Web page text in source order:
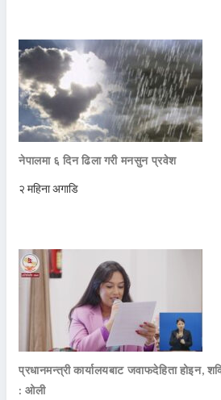
नेपालमा ६ दिन ढिला गरी मनसुन प्रवेश
२ महिना अगाडि
प्रधानमन्त्री कार्यालयबाट जवाफदेहिता होइन,
: ओली